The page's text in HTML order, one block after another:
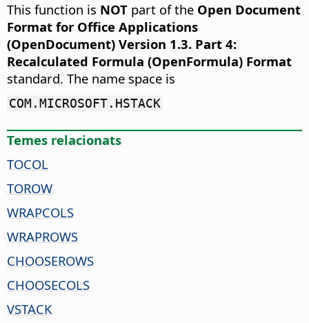
This function is NOT part of the Open Document
Format for Office Applications
(OpenDocument) Version 1.3. Part 4:
Recalculated Formula (OpenFormula) Format
standard. The name space is
COM.MICROSOFT.HSTACK
Temes relacionats
TOCOL
TOROW
WRAPCOLS
WRAPROWS
CHOOSEROWS
CHOOSECOLS
VSTACK